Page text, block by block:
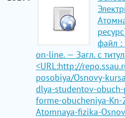
файл :
on-line. — Загл. с
<URL:http://
posobiya/Osnovy-
dlya-studentov-
forme-obucheniya-
Atomnaya-fizika-